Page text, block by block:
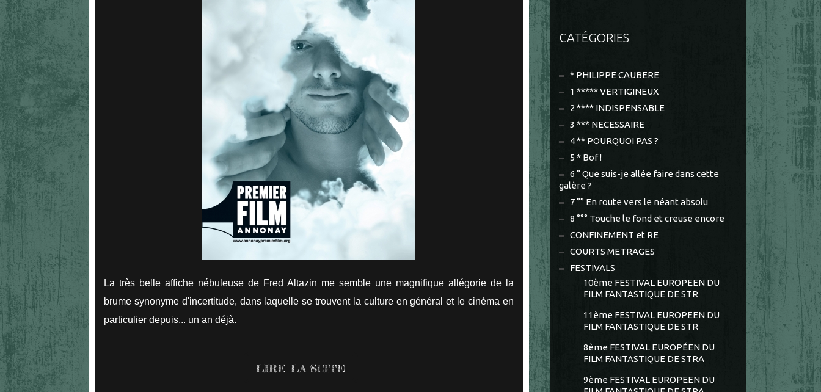
La très belle affiche nébuleuse de Fred Altazin me semble une magnifique allégorie de la
brume synonyme d'incertitude, dans laquelle se trouvent la culture en général et le cinéma en
particulier depuis... un an déjà.
LIRE LA SUITE
CATÉGORIES
* PHILIPPE CAUBERE
1 ***** VERTIGINEUX
2 **** INDISPENSABLE
3 *** NECESSAIRE
4 ** POURQUOI PAS ?
5 * Bof !
6 ° Que suis-je allée faire dans cette
galère ?
7 °° En route vers le néant absolu
8 °°° Touche le fond et creuse encore
CONFINEMENT et RE
COURTS METRAGES
FESTIVALS
10ème FESTIVAL EUROPEEN DU
FILM FANTASTIQUE DE STR
11ème FESTIVAL EUROPEEN DU
FILM FANTASTIQUE DE STR
8ème FESTIVAL EUROPÉEN DU
FILM FANTASTIQUE DE STRA
9ème FESTIVAL EUROPEEN DU